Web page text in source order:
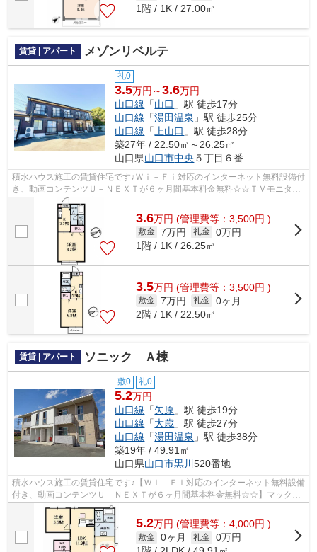
1階 / 1K / 27.00㎡
賃貸 | アパート メゾンリベルテ
礼0
3.5万円～3.6万円
山口線 「山口 」駅 徒歩17分
山口線 「湯田温泉 」駅 徒歩25分
山口線 「 上山口 」駅 徒歩28分
築27年 / 22.50㎡～26.25㎡
山口県山口市中央 ５丁目６番
積水ハウス施工の賃貸住宅です♪Ｗｉ－Ｆｉ対応のインターネット無料設備付
き、動画コンテンツＵ－ＮＥＸＴが６ヶ月間基本料金無料☆☆ＴＶモニター
フォン・温水洗浄便座設置物件です！
3.6万円 (管理費等：3,500円 )
敷金 7万円 礼金 0万円
1階 / 1K / 26.25㎡
3.5万円 (管理費等：3,500円 )
敷金 7万円 礼金 0ヶ月
2階 / 1K / 22.50㎡
賃貸 | アパート ソニック Ａ棟
敷0 礼0
5.2万円
山口線 「矢原 」駅 徒歩19分
山口線 「大歳 」駅 徒歩27分
山口線 「湯田温泉 」駅 徒歩38分
築19年 / 49.91㎡
山口県山口市黒川520番地
積水ハウス施工の賃貸住宅です♪【Ｗｉ－Ｆｉ対応のインターネット無料設備
付き、動画コンテンツＵ－ＮＥＸＴが６ヶ月間基本料金無料☆☆】マックス
バリュ平川店１ｋｍ、フジグラン山口ま...
5.2万円 (管理費等：4,000円 )
敷金 0ヶ月 礼金 0万円